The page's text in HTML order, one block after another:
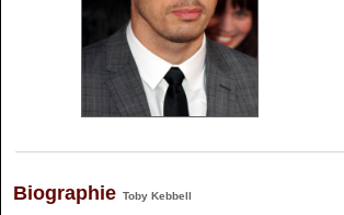
Biographie Toby Kebbell